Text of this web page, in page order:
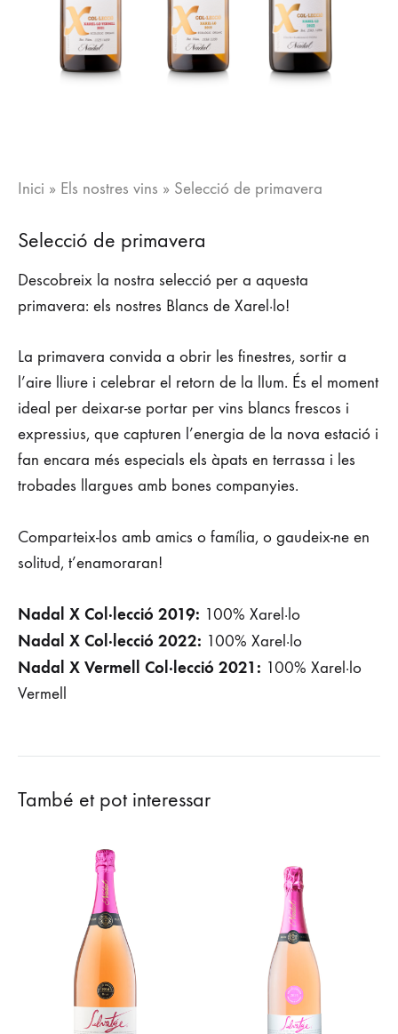
Inici » Els nostres vins » Selecció de primavera
Selecció de primavera
Descobreix la nostra selecció per a aquesta
primavera: els nostres Blancs de Xarel·lo!
La primavera convida a obrir les finestres, sortir a
l’aire lliure i celebrar el retorn de la llum. És el moment
ideal per deixar-se portar per vins blancs frescos i
expressius, que capturen l’energia de la nova estació i
fan encara més especials els àpats en terrassa i les
trobades llargues amb bones companyies.
Comparteix-los amb amics o família, o gaudeix-ne en
solitud, t’enamoraran!
Nadal X Col·lecció 2019: 100% Xarel·lo
Nadal X Col·lecció 2022: 100% Xarel·lo
Nadal X Vermell Col·lecció 2021: 100% Xarel·lo
Vermell
També et pot interessar